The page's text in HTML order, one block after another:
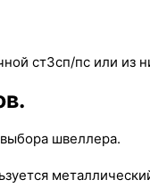
ст3сп/пс или из
швеллера.